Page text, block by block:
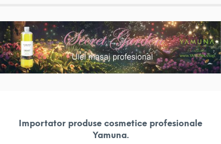
Importator produse cosmetice profesionale
Yamuna.